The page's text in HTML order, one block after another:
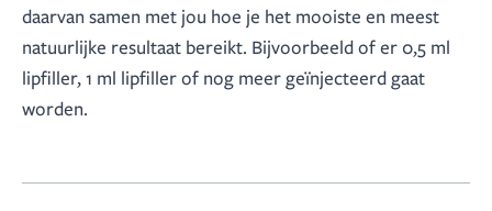
daarvan samen met jou hoe je het mooiste en meest
natuurlijke resultaat bereikt. Bijvoorbeeld of er 0,5 ml
lipfiller, 1 ml lipfiller of nog meer geïnjecteerd gaat
worden.